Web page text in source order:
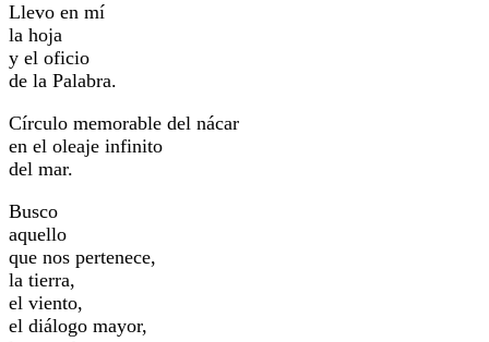
Llevo en mí
la hoja
y el oficio
de la Palabra.
Círculo memorable del nácar
en el oleaje infinito
del mar.
Busco
aquello
que nos pertenece,
la tierra,
el viento,
el diálogo mayor,